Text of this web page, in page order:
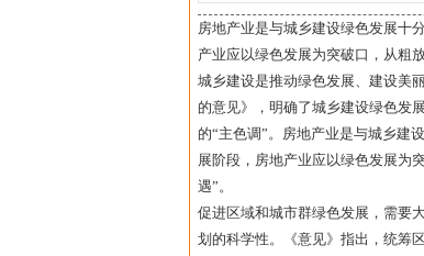
房地产业是与城乡建设绿色发展十
产业应以绿色发展为突破口，从粗
城乡建设是推动绿色发展、建设美
的意见》，明确了城乡建设绿色发
的“主色调”。房地产业是与城乡建
展阶段，房地产业应以绿色发展为
遇”。
促进区域和城市群绿色发展，需要
划的科学性。《意见》指出，统筹